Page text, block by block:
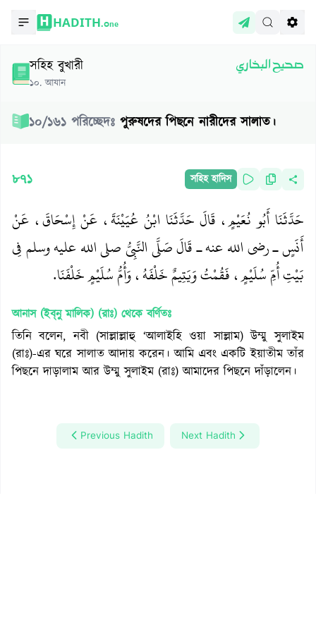
HADITH.One
সহিহ বুখারী
১০.আযান
صحيح البخاري
১০/১৬১ পরিচ্ছেদঃ পুরুষদের পিছনে নারীদের সালাত।
৮৭১ সহিহ হাদিস
حَدَّثَنَا أَبُو نُعَيْمٍ، قَالَ حَدَّثَنَا ابْنُ عُيَيْنَةَ، عَنْ إِسْحَاقَ، عَنْ
أَنَسٍ ـ رضى الله عنه ـ قَالَ صَلَّى النَّبِيُّ صلى الله عليه وسلم فِي
بَيْتِ أُمِّ سُلَيْمٍ، فَقُمْتُ وَيَتِيمٌ خَلْفَهُ، وَأُمُّ سُلَيْمٍ خَلْفَنَا‏.‏
আনাস (ইব্‌নু মালিক) (রাঃ) থেকে বর্ণিতঃ
তিনি বলেন, নবী (সাল্লাল্লাহু ‘আলাইহি ওয়া সাল্লাম) উম্মু সুলাইম
(রাঃ)-এর ঘরে সালাত আদায় করেন। আমি এবং একটি ইয়াতীম তাঁর
পিছনে দাড়ালাম আর উম্মু সুলাইম (রাঃ) আমাদের পিছনে দাঁড়ালেন।
Previous Hadith Next Hadith